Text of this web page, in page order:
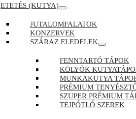
ETETÉS (KUTYA)
JUTALOMFALATOK
KONZERVEK
SZÁRAZ ELEDELEK
FENNTARTÓ TÁPOK
KÖLYÖK
MUNKAKUTYA
PRÉMIUM
SZUPER PRÉMIUM
TEJPÓTLÓ SZEREK